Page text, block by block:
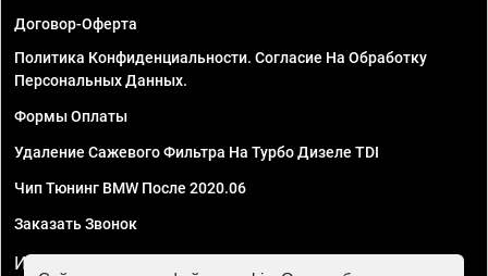
Договор-Оферта
Политика Конфиденциальности. Согласие На Обработку
Персональных Данных.
Формы Оплаты
Удаление Сажевого Фильтра На Турбо Дизеле TDI
Чип Тюнинг BMW После 2020.06
Заказать Звонок
ИП Смирнов Георгий Павлович. ИНН 781302555843,